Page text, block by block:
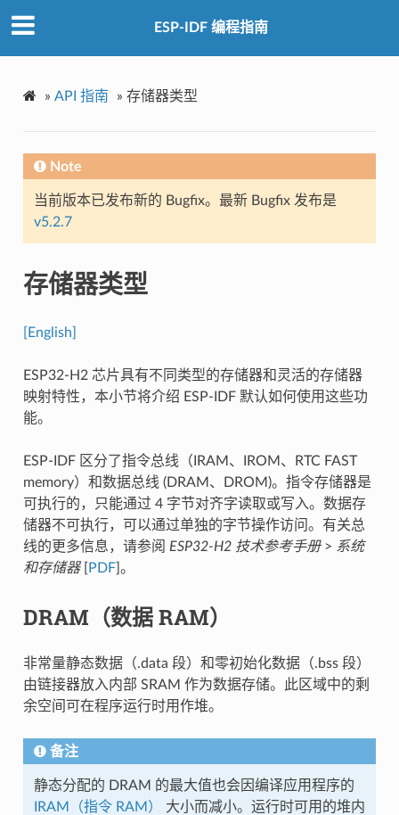
ESP-IDF 编程指南
» API 指南 » 存储器类型
Note
当前版本已发布新的 Bugfix。最新 Bugfix 发布是
v5.2.7
存储器类型
[English]
ESP32-H2 芯片具有不同类型的存储器和灵活的存储器
映射特性，本小节将介绍 ESP-IDF 默认如何使用这些功
能。
ESP-IDF 区分了指令总线（IRAM、IROM、RTC FAST
memory）和数据总线 (DRAM、DROM)。指令存储器是
可执行的，只能通过 4 字节对齐字读取或写入。数据存
储器不可执行，可以通过单独的字节操作访问。有关总
线的更多信息，请参阅 ESP32-H2 技术参考手册> 系统
和存储器[ PDF]。
DRAM（数据 RAM）
非常量静态数据（.data 段）和零初始化数据（.bss 段）
由链接器放入内部 SRAM 作为数据存储。此区域中的剩
余空间可在程序运行时用作堆。
备注
静态分配的 DRAM 的最大值也会因编译应用程序的
IRAM（指令 RAM）
大小而减小。运行时可用的堆内